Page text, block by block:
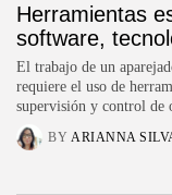
Herramientas
software,
El trabajo de un
requiere el uso de
supervisión y control de
BY ARIANNA